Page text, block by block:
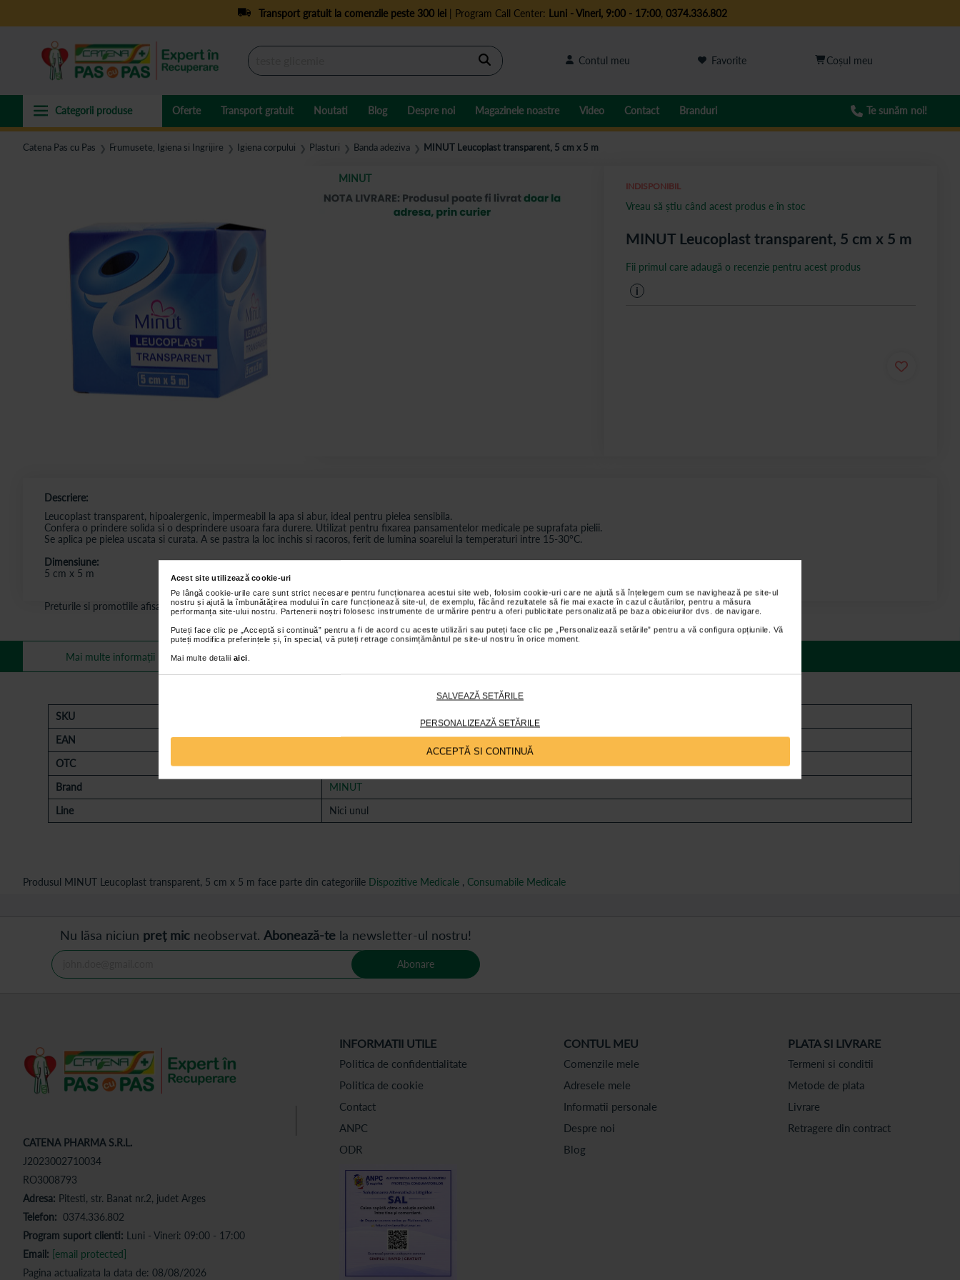
Acest site utilizează cookie-uri
Pe lângă cookie-urile care sunt strict necesare pentru funcționarea acestui site web, folosim cookie-uri care ne ajută să înțelegem cum se navighează pe site-ul
nostru și ajută la îmbunătățirea modului în care funcționează site-ul, de exemplu, făcând rezultatele să fie mai exacte în cazul căutărilor, pentru a măsura
performanța site-ului nostru. Partenerii noștri folosesc instrumente de urmărire pentru a oferi publicitate personalizată pe baza obiceiurilor dvs. de navigare.
Puteți face clic pe „Acceptă si continuă” pentru a fi de acord cu aceste utilizări sau puteți face clic pe „Personalizează setările” pentru a vă configura opțiunile. Vă
puteți modifica preferințele și, în special, vă puteți retrage consimțământul pe site-ul nostru în orice moment.
Mai multe detalii aici
SALVEAZĂ SETĂRILE
PERSONALIZEAZĂ SETĂRILE
ACCEPTĂ SI CONTINUĂ
Transport gratuit la comenzile peste 300 lei| Program Call Center: Luni - Vineri, 9:00 - 17:00, 0374.336.802
Cautare Contul meu Favorite
Oferte Transport gratuit Noutati Blog Despre noi Magazinele noastre Video Contact Branduri Te sunăm noi!
Catena Pas cu Pas ❯ Frumusete, Igiena si Ingrijire ❯ Igiena corpului ❯ Plasturi ❯ Banda adeziva ❯ MINUT Leucoplast transparent, 5 cm x 5 m
MINUT
Descriere:
Leucoplast transparent, hipoalergenic, impermeabil la apa si abur, ideal pentru pielea sensibila.
Confera o prindere solida si o desprindere usoara fara durere. Utilizat pentru fixarea pansamentelor medicale pe suprafata pielii.
Se aplica pe pielea uscata si curata. A se pastra la loc inchis si racoros, ferit de lumina soarelui la temperaturi intre 15-30°C.
Dimensiune:
5 cm x 5 m
MINUT Leucoplast transparent, 5 cm x 5 m
INDISPONIBIL
Fii primul care adaugă o recenzie pentru acest produs
i
Vreau să știu când acest produs e în stoc
Preturile si promotiile afisate pe site in dreptul fiecarui produs sunt valabile pentru comenzile efectuate online.
Mai multe informații
SKU
EAN
5948824001689
OTC
Nu
Brand
MINUT
Line
Nici unul
Produsul MINUT Leucoplast transparent, 5 cm x 5 m face parte din categoriile Dispozitive Medicale , Consumabile Medicale
Nu lăsa niciun preț mic neobservat. Abonează-te la newsletter-ul nostru!
Abonare
CATENA PHARMA S.R.L.
J2023002710034
RO3008793
Adresa: Pitesti, str. Banat nr.2, judet Arges
Telefon: 0374.336.802
Program suport clienti: Luni - Vineri: 09:00 - 17:00
Email: [email protected]
Pagina actualizata la data de: 08/08/2026
INFORMATII UTILE
Politica de confidentialitate
Politica de cookie
Contact
ANPC
ODR
CONTUL MEU
Comenzile mele
Adresele mele
Informatii personale
Despre noi
Blog
PLATA SI LIVRARE
Termeni si conditii
Metode de plata
Livrare
Retragere din contract